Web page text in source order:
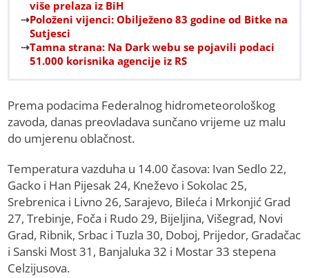
više prelaza iz BiH
Položeni vijenci: Obilježeno 83 godine od Bitke na
Sutjesci
Tamna strana: Na Dark webu se pojavili podaci
51.000 korisnika agencije iz RS
Prema podacima Federalnog hidrometeorološkog
zavoda, danas preovladava sunčano vrijeme uz malu
do umjerenu oblačnost.
Temperatura vazduha u 14.00 časova: Ivan Sedlo 22,
Gacko i Han Pijesak 24, Kneževo i Sokolac 25,
Srebrenica i Livno 26, Sarajevo, Bileća i Mrkonjić Grad
27, Trebinje, Foča i Rudo 29, Bijeljina, Višegrad, Novi
Grad, Ribnik, Srbac i Tuzla 30, Doboj, Prijedor, Gradačac
i Sanski Most 31, Banjaluka 32 i Mostar 33 stepena
Celzijusova.